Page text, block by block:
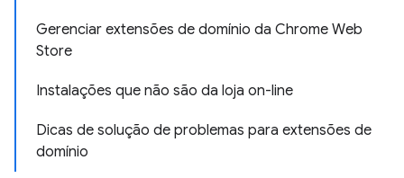
Gerenciar extensões de domínio da Chrome Web
Store
Instalações que não são da loja on-line
Dicas de solução de problemas para extensões de
domínio